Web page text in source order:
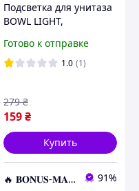
Подсветка для унитаза
BOWL LIGHT,
подсветка для унитаза,
Подсветка с датчиком
Готово к отправке
1.0 (1)
159₴
279 ₴
Купить
🔥 𝐁𝐎𝐍𝐔𝐒-𝐌𝐀𝐑𝐊𝐄𝐓 🔥 – Трендовые товары по лучшим ценам 91%